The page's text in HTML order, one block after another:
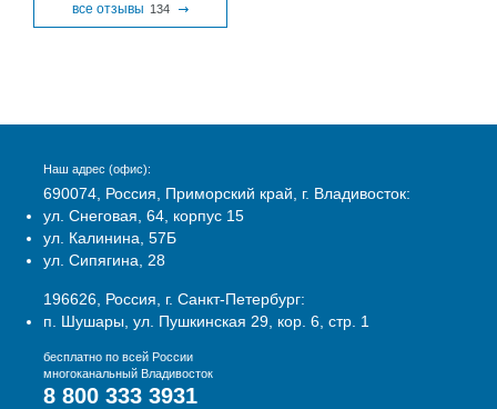
все отзывы 134
Наш адрес (офис):
690074, Россия, Приморский край, г. Владивосток:
ул. Снеговая, 64, корпус 15
ул. Калинина, 57Б
ул. Сипягина, 28
196626, Россия, г. Санкт-Петербург:
п. Шушары, ул. Пушкинская 29, кор. 6, стр. 1
бесплатно по всей России
многоканальный Владивосток
8 800 333 3931